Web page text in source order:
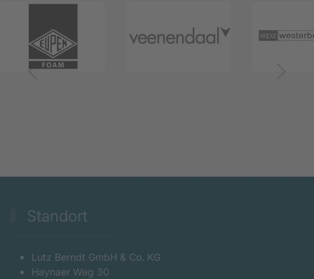
Standort
Lutz Berndt GmbH & Co. KG
Haynaer Weg 30